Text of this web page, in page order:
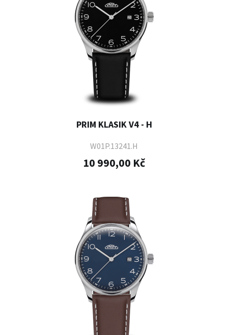
PRIM KLASIK V4 - H
W01P.13241.H
10 990,00 Kč